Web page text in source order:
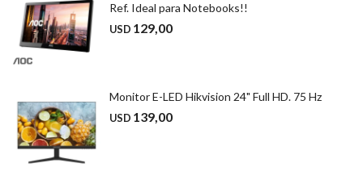
Ref. Ideal para Notebooks!!
USD 129,00
Monitor E-LED Hikvision 24" Full HD. 75 Hz
USD 139,00